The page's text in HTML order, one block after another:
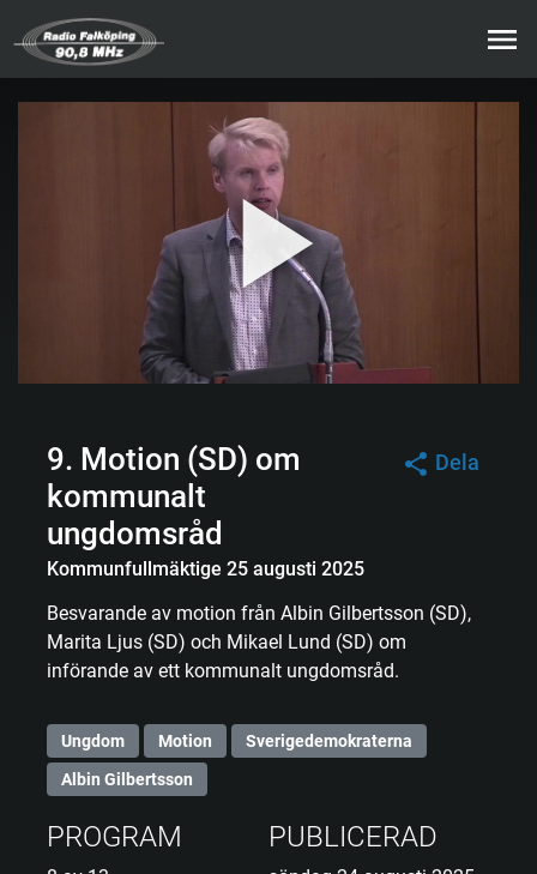
Dela
9. Motion (SD) om
kommunalt
ungdomsråd
Kommunfullmäktige 25 augusti 2025
Besvarande av motion från Albin Gilbertsson (SD),
Marita Ljus (SD) och Mikael Lund (SD) om
införande av ett kommunalt ungdomsråd.
Ungdom Motion
Sverigedemokraterna
Albin Gilbertsson
PROGRAM PUBLICERAD